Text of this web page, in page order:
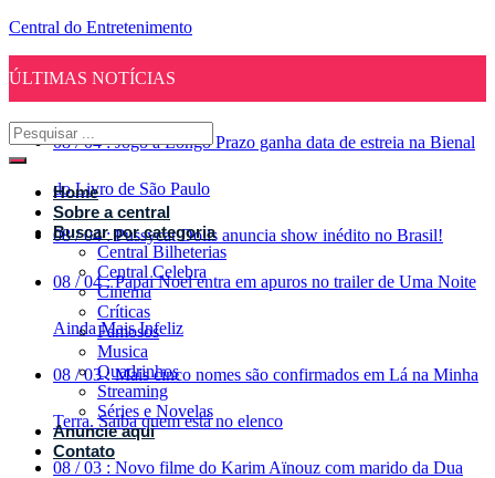
Central do Entretenimento
ÚLTIMAS NOTÍCIAS
08 / 04 : Jogo a Longo Prazo ganha data de estreia na Bienal
do Livro de São Paulo
08 / 04 : Pussycat Dolls anuncia show inédito no Brasil!
08 / 04 : Papai Noel entra em apuros no trailer de Uma Noite
Ainda Mais Infeliz
08 / 03 : Mais cinco nomes são confirmados em Lá na Minha
Terra. Saiba quem está no elenco
08 / 03 : Novo filme do Karim Aïnouz com marido da Dua
Home
Sobre a central
Buscar por categoria
Central Bilheterias
Central Celebra
Cinema
Críticas
Famosos
Musica
Quadrinhos
Streaming
Séries e Novelas
Anuncie aqui
Contato